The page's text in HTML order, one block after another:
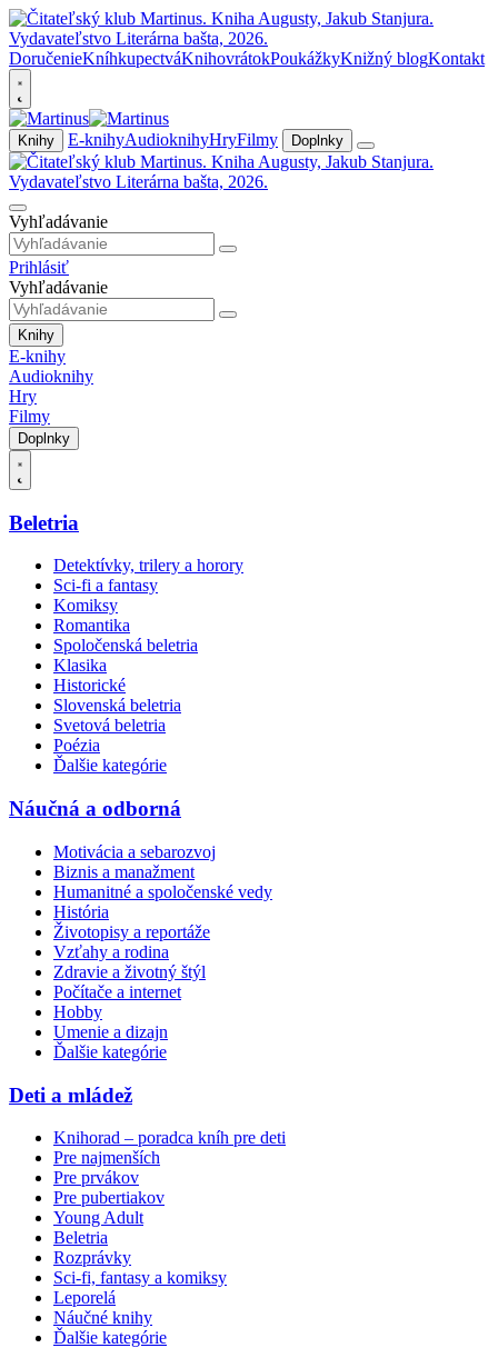
DoručenieKníhkupectváKnihovrátokPoukážkyKnižný blogKontakt
Knihy E-knihyAudioknihyHryFilmy Doplnky
Vyhľadávanie
Prihlásiť
Vyhľadávanie
Knihy
E-knihy
Audioknihy
Hry
Filmy
Doplnky
Beletria
Detektívky, trilery a horory
Sci-fi a fantasy
Komiksy
Romantika
Spoločenská beletria
Klasika
Historické
Slovenská beletria
Svetová beletria
Poézia
Ďalšie kategórie
Náučná a odborná
Motivácia a sebarozvoj
Biznis a manažment
Humanitné a spoločenské vedy
História
Životopisy a reportáže
Vzťahy a rodina
Zdravie a životný štýl
Počítače a internet
Hobby
Umenie a dizajn
Ďalšie kategórie
Deti a mládež
Knihorad – poradca kníh pre deti
Pre najmenších
Pre prvákov
Pre pubertiakov
Young Adult
Beletria
Rozprávky
Sci-fi, fantasy a komiksy
Leporelá
Náučné knihy
Ďalšie kategórie